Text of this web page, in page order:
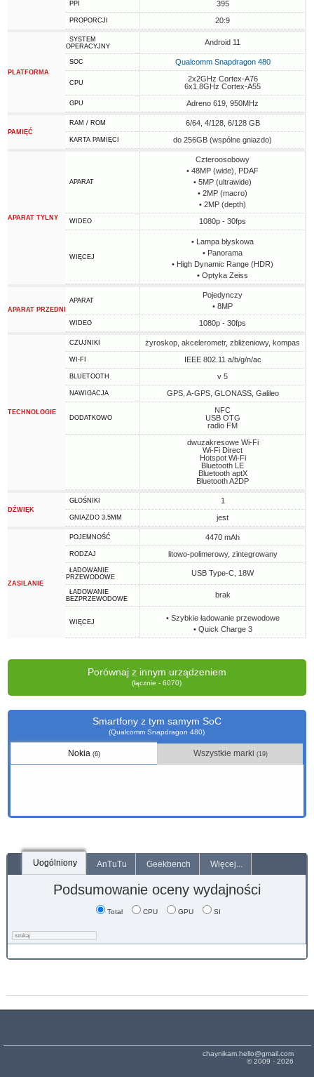
PPI 395
PROPORCJI 20:9
PLATFORMA
SYSTEM
OPERACYJNY
Android 11
SOC Qualcomm Snapdragon 480
CPU
2x2GHz Cortex-A76
6x1.8GHz Cortex-A55
GPU Adreno 619, 950MHz
PAMIĘĆ
RAM / ROM 6/64, 4/128, 6/128 GB
KARTA PAMIĘCI do 256GB (wspólne gniazdo)
APARAT TYLNY
APARAT
Czteroosobowy
• 48MP (wide), PDAF
• 5MP (ultrawide)
• 2MP (macro)
• 2MP (depth)
WIDEO 1080p - 30fps
WIĘCEJ
• Lampa błyskowa
• Panorama
• High Dynamic Range (HDR)
• Optyka Zeiss
APARAT PRZEDNI
APARAT
Pojedynczy
• 8MP
WIDEO 1080p - 30fps
TECHNOLOGIE
CZUJNIKI żyroskop, akcelerometr, zbliżeniowy, kompas
WI-FI IEEE 802.11 a/b/g/n/ac
BLUETOOTH v 5
NAWIGACJA GPS, A-GPS, GLONASS, Galileo
DODATKOWO
NFC
USB OTG
radio FM
dwuzakresowe Wi-Fi
Wi-Fi Direct
Hotspot Wi-Fi
Bluetooth LE
Bluetooth aptX
Bluetooth A2DP
DŹWIĘK
GŁOŚNIKI 1
GNIAZDO 3,5MM jest
ZASILANIE
POJEMNOŚĆ 4470 mAh
RODZAJ litowo-polimerowy, zintegrowany
ŁADOWANIE
PRZEWODOWE
USB Type-C, 18W
ŁADOWANIE
BEZPRZEWODOWE
brak
WIĘCEJ
• Szybkie ładowanie przewodowe
• Quick Charge 3
Porównaj z innym urządzeniem
(łącznie - 6070)
Smartfony z tym samym SoC
(Qualcomm Snapdragon 480)
Nokia(6) Wszystkie marki (19)
Uogólniony AnTuTu Geekbench Więcej...
Podsumowanie oceny wydajności
Total CPU GPU SI
chaynikam.hello@gmail.com
© 2009 - 2026